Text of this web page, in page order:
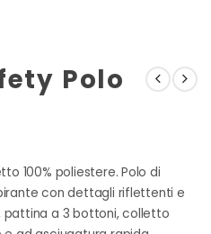
Polo
100% poliestere. Polo di
con dettagli riflettenti e
pattina a 3 bottoni, colletto